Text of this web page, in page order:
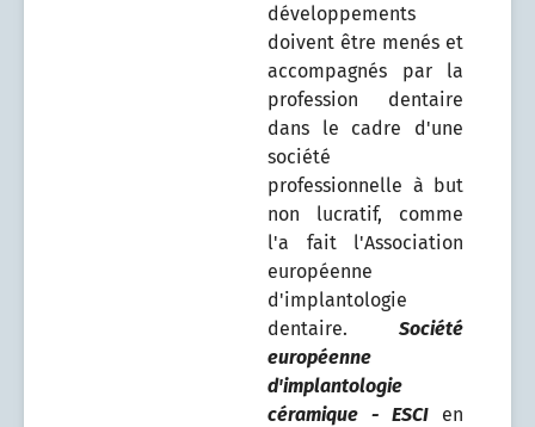
développements
doivent être menés et
accompagnés par la
profession dentaire
dans le cadre d'une
société
professionnelle à but
non lucratif, comme
l'a fait l'Association
européenne
d'implantologie
dentaire. Société
européenne
d'implantologie
céramique - ESCI en